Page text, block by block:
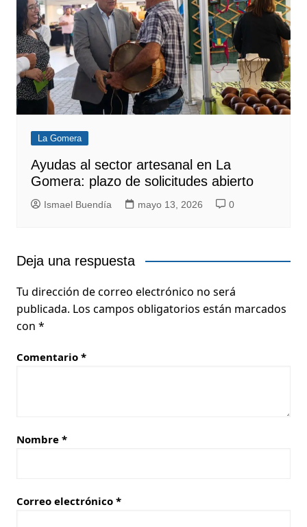
La Gomera
Ayudas al sector artesanal en La
Gomera: plazo de solicitudes abierto
Ismael Buendía mayo 13, 2026 0
Deja una respuesta
Tu dirección de correo electrónico no será
publicada. Los campos obligatorios están marcados
con *
Comentario *
Nombre *
Correo electrónico *